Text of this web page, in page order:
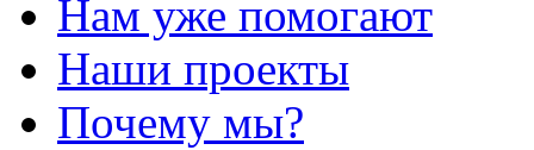
Нам уже помогают
Наши проекты
Почему мы?